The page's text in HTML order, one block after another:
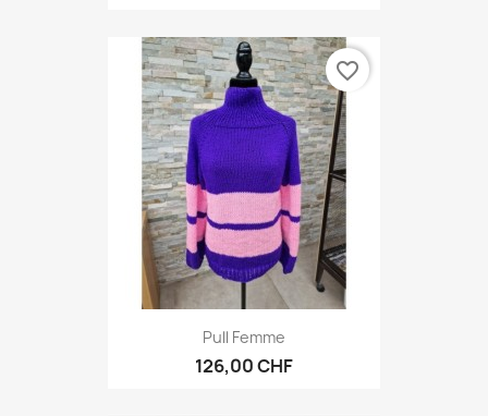
Pull Femme
126,00 CHF
favorite_border